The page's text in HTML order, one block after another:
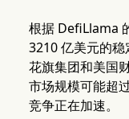
根据 DefiLlama
3210 亿美元的稳
花旗集团和美国
市场规模可能超
竞争正在加速。